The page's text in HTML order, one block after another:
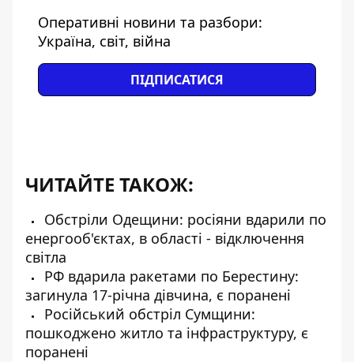
Оперативні новини та разбори:
Україна, світ, війна
ПІДПИСАТИСЯ
ЧИТАЙТЕ ТАКОЖ:
Обстріли Одещини: росіяни вдарили по
енергооб'єктах, в області - відключення
світла
РФ вдарила ракетами по Берестину:
загинула 17-річна дівчина, є поранені
Російський обстріл Сумщини:
пошкоджено житло та інфраструктуру, є
поранені